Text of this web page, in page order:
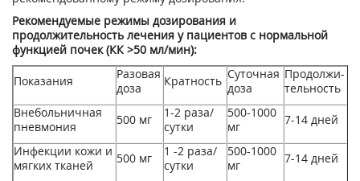
Рекомендуемые режимы дозирования и
продолжительность лечения у пациентов с нормальной
функцией почек (КК >50 мл/мин):
Показания
Разовая
доза
Кратность Суточная
доза
Продолжи­
тельность
Внебольничная
пневмония
500 мг
1-2 раза/
сутки
500-1000
мг
7-14 дней
Инфекции кожи и
мягких тканей
500 мг
1 -2 раза/
сутки
500-1000
мг
7-14 дней